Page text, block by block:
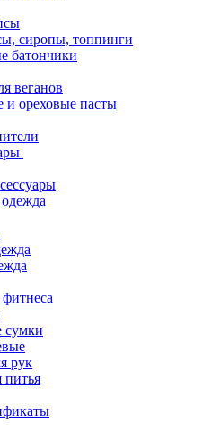
сиропы, топпинги
батончики
веганов
ореховые пасты
сумки
рук
питья